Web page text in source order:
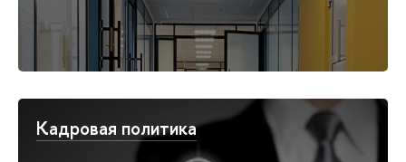
Кадровая политика